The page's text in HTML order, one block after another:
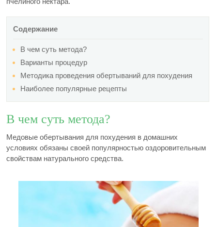
Содержание
В чем суть метода?
Варианты процедур
Методика проведения обертываний для похудения
Наиболее популярные рецепты
В чем суть метода?
Медовые обертывания для похудения в домашних
условиях обязаны своей популярностью оздоровительным
свойствам натурального средства.